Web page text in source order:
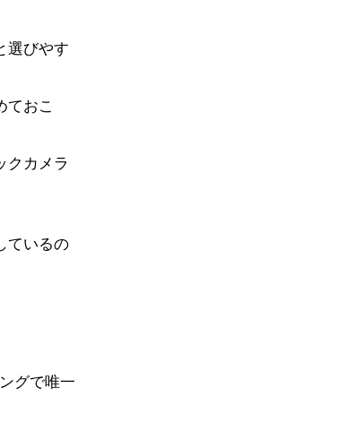
選びやす
ておこ
クカメラ
ているの
グで唯一